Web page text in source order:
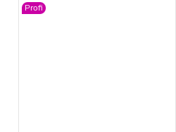
Profi